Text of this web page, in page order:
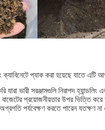
প্যাক করা হয়েছে যাতে
ভারী সরঞ্জামগুলি নিরাপদ
প্রয়োজনীয়তার উপর ভিত্তি করে
পর্যবেক্ষণ করতে পারেন যতক্ষণ